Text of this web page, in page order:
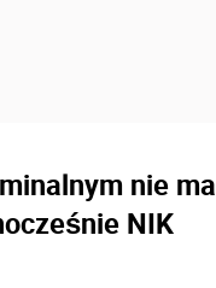
nie ma
NIK